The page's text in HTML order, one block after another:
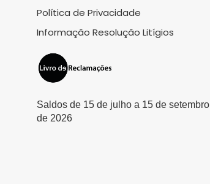
Política de Privacidade
Informação Resolução Litígios
Saldos de 15 de julho a 15 de setembro
de 2026